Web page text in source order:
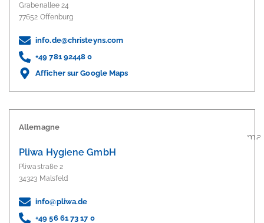
Grabenallee 24
77652 Offenburg
info.de@christeyns.com
+49 781 92448 0
Afficher sur Google Maps
Allemagne
Pliwa Hygiene GmbH
Pliwastraße 2
34323 Malsfeld
info@pliwa.de
+49 56 61 73 17 0